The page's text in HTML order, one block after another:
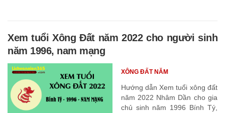
Xem tuổi Xông Đất năm 2022 cho người sinh
năm 1996, nam mạng
Hướng dẫn Xem tuổi xông đất
năm 2022 Nhâm Dần cho gia
chủ sinh năm 1996 Bính Tý,
XÔNG ĐẤT NĂM